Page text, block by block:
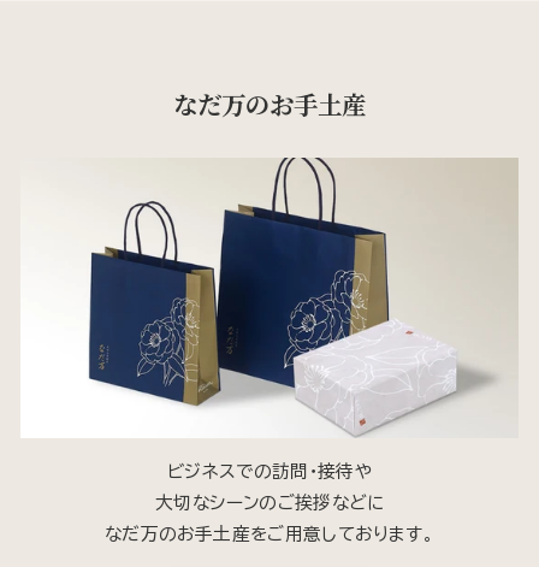
なだ万のお手土産
ビジネスでの訪問・接待や
大切なシーンのご挨拶などに
なだ万のお手土産をご用意しております。